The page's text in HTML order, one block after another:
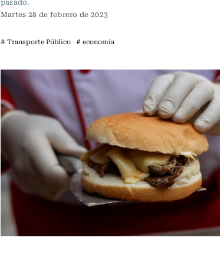
Martes 28 de febrero de 2023
# Transporte Público # economía